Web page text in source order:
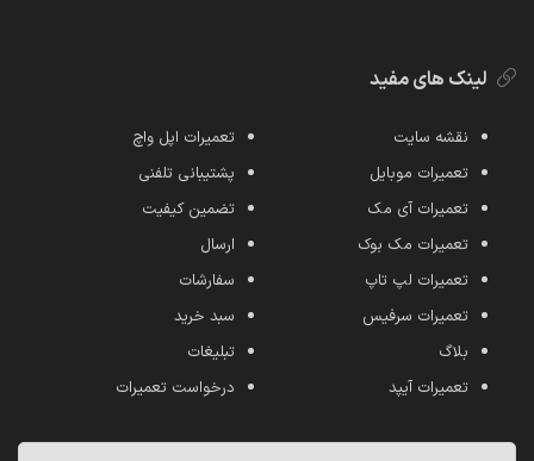
لینک های مفید
نقشه سایت
تعمیرات موبایل
تعمیرات آی مک
تعمیرات مک بوک
تعمیرات لپ تاپ
تعمیرات سرفیس
بلاگ
تعمیرات آیپد
تعمیرات اپل واچ
پشتیبانی تلفنی
تضمین کیفیت
ارسال
سفارشات
سبد خرید
تبلیغات
درخواست تعمیرات